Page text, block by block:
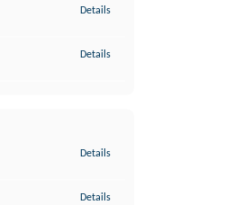
Details
Details
Details
Details